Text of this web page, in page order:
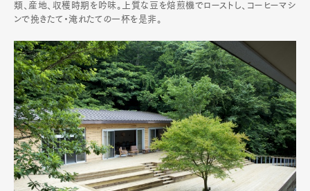
類、産地、収穫時期を吟味。上質な豆を焙煎機でローストし、コーヒーマシ
ンで挽きたて・淹れたての一杯を是非。